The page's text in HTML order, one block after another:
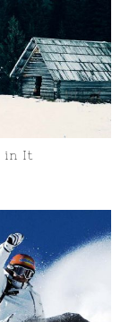
in It